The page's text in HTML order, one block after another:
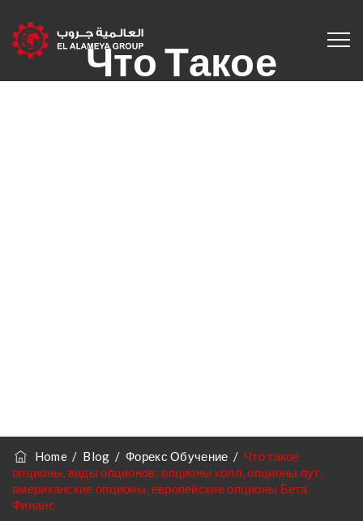
Что Такое
Опционы Бета
Финанс
Home/ Blog / Форекс Обучение / Что такое
опционы, виды опционов: опционы колл, опционы пут,
американские опционы, европейские опционы Бета
Финанс